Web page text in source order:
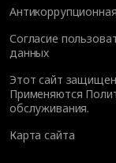
Согласие
данных
Этот сайт
Применяются
обслуживания.
Карта сайта